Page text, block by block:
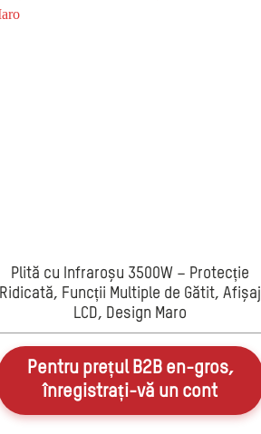
Plită cu Infraroșu 3500W – Protecție
Ridicată, Funcții Multiple de Gătit, Afișaj
LCD, Design Maro
Pentru prețul B2B en-gros,
înregistrați-vă un cont